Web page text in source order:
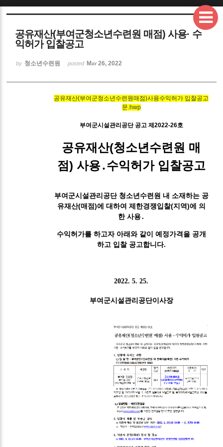
공유재산(부여군청소년수련원 매점) 사용· 수
익허가 입찰공고
by 청소년수련원 posted May 26, 2022
공유재산(부여군청소년수련원매점)사용수익허가 입찰공고
문.hwp
부여군시설관리공단 공고 제2022-26호
공유재산(청소년수련원 매
점) 사용․수익허가 입찰공고
부여군시설관리공단 청소년수련원 내 소재하는 공
유재산(매점)에 대하여 제한경쟁입찰(지역)에 의
한 사용․
수익허가를 하고자 아래와 같이 예정가격을 공개
하고 입찰 공고합니다.
2022. 5. 25.
부여군시설관리공단이사장
Sketchbook5, 스케치북5
Sketchbook5, 스케치북5